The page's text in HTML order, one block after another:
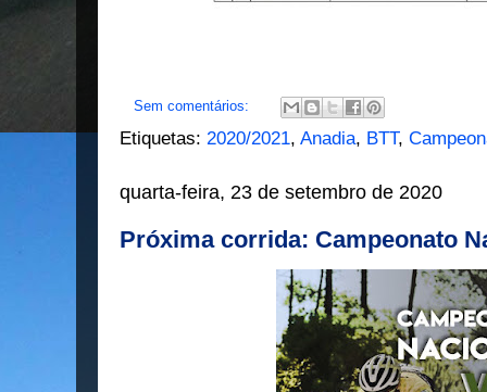
Sem comentários:
Etiquetas: 2020/2021, Anadia, BTT,
quarta-feira, 23 de setembro de 2020
Próxima corrida: Campeonato